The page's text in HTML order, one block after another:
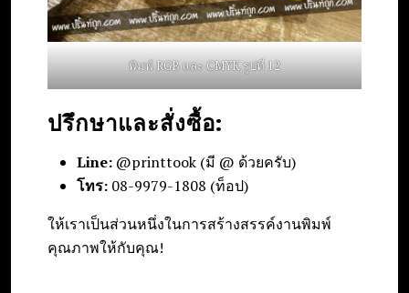
พิมพ์ RGB และ CMYK รูปที่ 12
ปรึกษาและสั่งซื้อ:
Line: @printtook (มี @ ด้วยครับ)
โทร: 08-9979-1808 (ท็อป)
ให้เราเป็นส่วนหนึ่งในการสร้างสรรค์งานพิมพ์
คุณภาพให้กับคุณ!